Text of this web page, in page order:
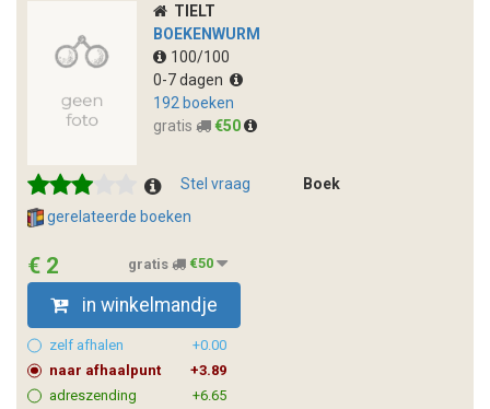
TIELT
BOEKENWURM
100/100
0-7 dagen
192 boeken
gratis
€50
Stel vraag
Boek
gerelateerde boeken
€ 2 gratis €50
in winkelmandje
zelf afhalen
+0.00
naar afhaalpunt
+3.89
adreszending
+6.65